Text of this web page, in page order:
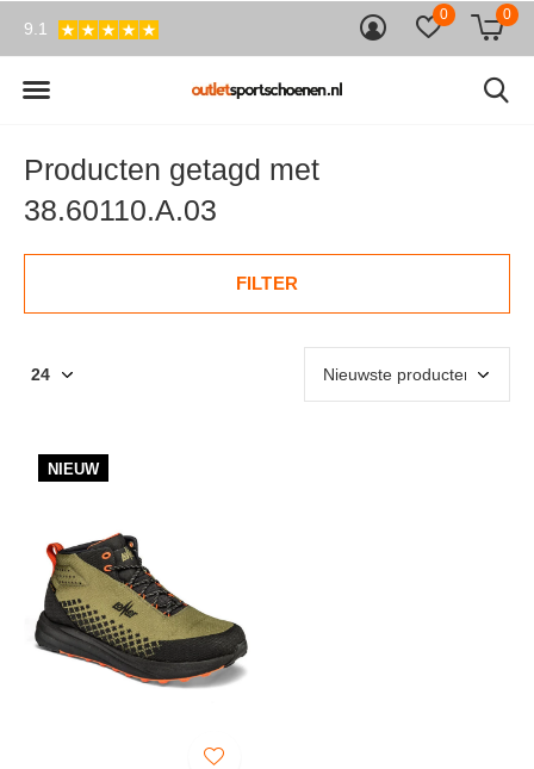
0 0
9.1
Producten getagd met
38.60110.A.03
FILTER
NIEUW